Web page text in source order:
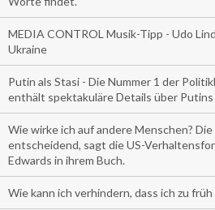
MEDIA CONTROL Musik-Tipp - Udo
Ukraine
Putin als Stasi - Die Nummer 1 der
enthält spektakuläre Details über
Wie wirke ich auf andere Menschen?
entscheidend, sagt die US-
Edwards in ihrem Buch.
Wie kann ich verhindern, dass ich zu früh